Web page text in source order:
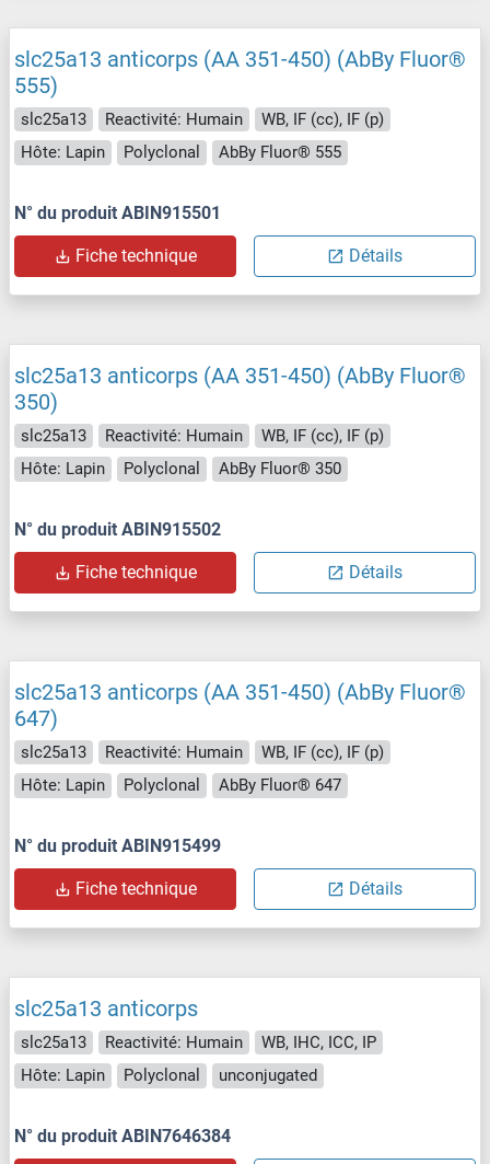
slc25a13 anticorps (AA 351-450) (AbBy Fluor®
555)
slc25a13 Reactivité: Humain
WB, IF (cc), IF (p)
Hôte: Lapin
Polyclonal AbBy Fluor® 555
N° du produit ABIN915501
Fiche technique Détails
slc25a13 anticorps (AA 351-450) (AbBy Fluor®
350)
slc25a13 Reactivité: Humain
WB, IF (cc), IF (p)
Hôte: Lapin
Polyclonal AbBy Fluor® 350
N° du produit ABIN915502
Fiche technique Détails
slc25a13 anticorps (AA 351-450) (AbBy Fluor®
647)
slc25a13 Reactivité: Humain
WB, IF (cc), IF (p)
Hôte: Lapin
Polyclonal AbBy Fluor® 647
N° du produit ABIN915499
Fiche technique Détails
slc25a13 anticorps
slc25a13 Reactivité: Humain
WB, IHC, ICC, IP
Hôte: Lapin
Polyclonal unconjugated
N° du produit ABIN7646384